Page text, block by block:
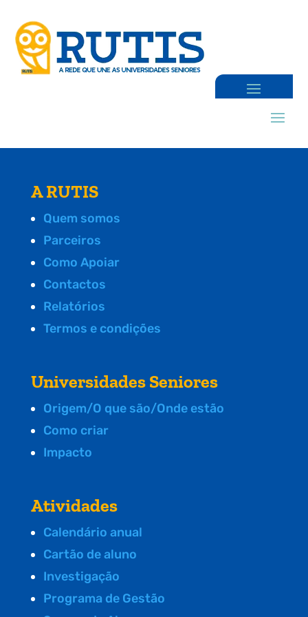
A RUTIS
Quem somos
Parceiros
Como Apoiar
Contactos
Relatórios
Termos e condições
Universidades Seniores
Origem/O que são/Onde estão
Como criar
Impacto
Atividades
Calendário anual
Cartão de aluno
Investigação
Programa de Gestão